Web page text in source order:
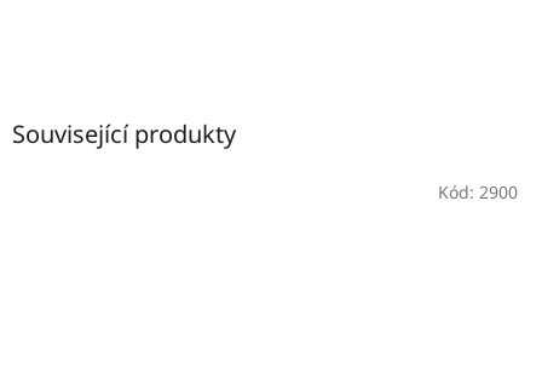
Související produkty
Kód: 2900